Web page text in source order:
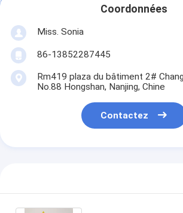
Coordonnées
Miss. Sonia
86-13852287445
Rm419 plaza du bâtiment 2#
No.88 Hongshan, Nanjing, Chine
Contactez